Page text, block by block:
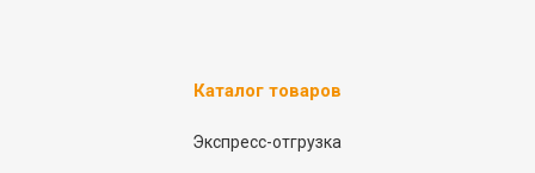
Каталог товаров
Экспресс-отгрузка